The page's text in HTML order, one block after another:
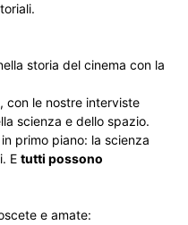
storia del cinema con la
, con le nostre interviste
scienza e dello spazio.
primo piano: la scienza
E tutti possono
e amate: